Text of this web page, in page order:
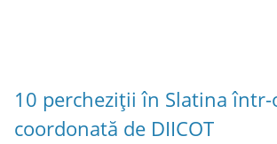
10 percheziții în Slatina într-
coordonată de DIICOT